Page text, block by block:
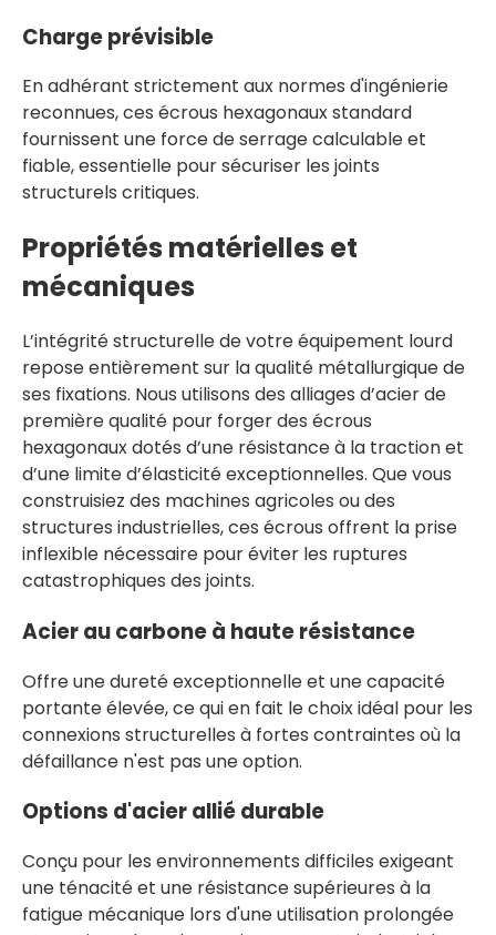
Charge prévisible
En adhérant strictement aux normes d'ingénierie
reconnues, ces écrous hexagonaux standard
fournissent une force de serrage calculable et
fiable, essentielle pour sécuriser les joints
structurels critiques.
Propriétés matérielles et
mécaniques
L’intégrité structurelle de votre équipement lourd
repose entièrement sur la qualité métallurgique de
ses fixations. Nous utilisons des alliages d’acier de
première qualité pour forger des écrous
hexagonaux dotés d’une résistance à la traction et
d’une limite d’élasticité exceptionnelles. Que vous
construisiez des machines agricoles ou des
structures industrielles, ces écrous offrent la prise
inflexible nécessaire pour éviter les ruptures
catastrophiques des joints.
Acier au carbone à haute résistance
Offre une dureté exceptionnelle et une capacité
portante élevée, ce qui en fait le choix idéal pour les
connexions structurelles à fortes contraintes où la
défaillance n'est pas une option.
Options d'acier allié durable
Conçu pour les environnements difficiles exigeant
une ténacité et une résistance supérieures à la
fatigue mécanique lors d'une utilisation prolongée